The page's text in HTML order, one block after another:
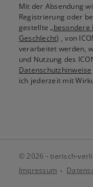
Mit der Absendung
Registrierung oder
gestellte„besondere
Geschlecht) , von
verarbeitet werden,
und Nutzung des
Datenschutzhinweise
ich jederzeit mit
© 2026 - tierisch-
Impressum